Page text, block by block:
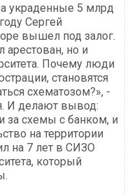
украденные 5 млрд
Сергей
вышел под залог.
но и
Почему люди
становятся
схематозом?», -
И делают вывод:
за схемы с банком, и
на территории
на 7 лет в СИЗО
который